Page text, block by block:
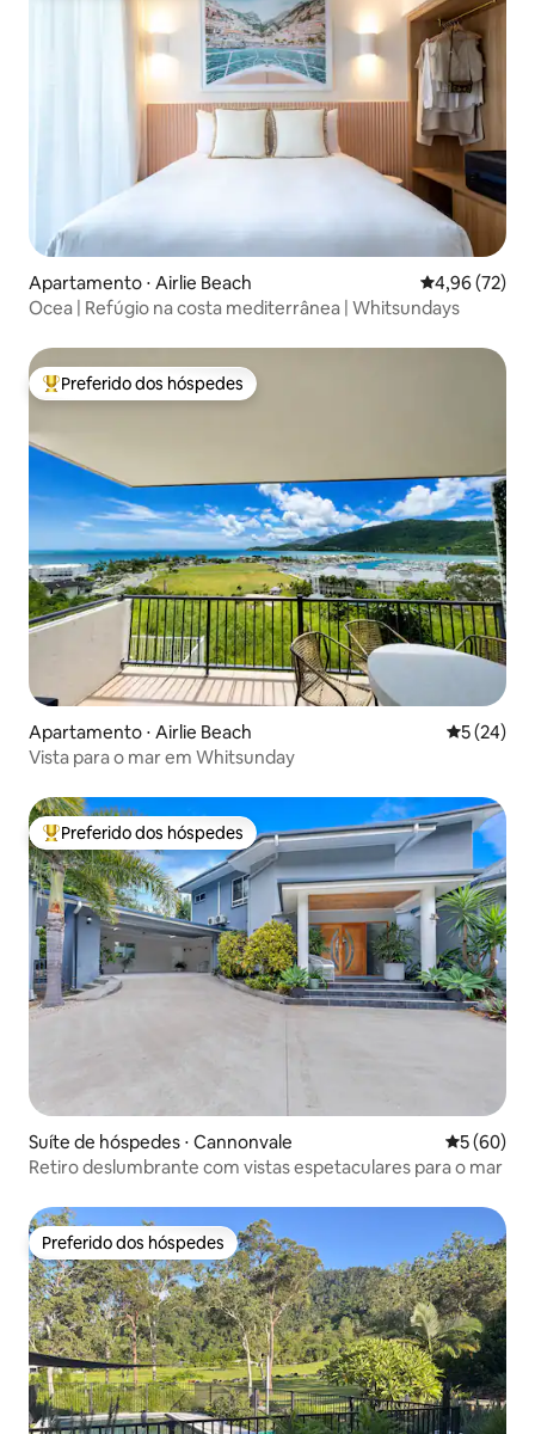
Apartamento ⋅ Airlie Beach 4,96 de uma
4,96 (72)
Ocea | Refúgio na costa mediterrânea | Whitsundays
Entre os melhores preferidos dos hóspedes
Preferido dos hóspedes
Apartamento ⋅ Airlie Beach 5 de uma
5 (24)
Vista para o mar em Whitsunday
Entre os melhores preferidos dos hóspedes
Preferido dos hóspedes
Suíte de hóspedes ⋅ Cannonvale 5 de uma
5 (60)
Retiro deslumbrante com vistas espetaculares para o mar
Preferido dos hóspedes
Preferido dos hóspedes